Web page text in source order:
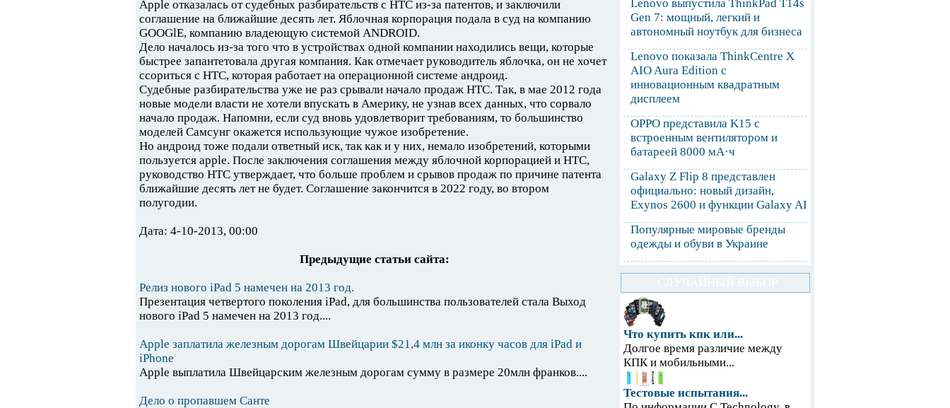
Apple отказалась от судебных разбирательств с НТС из-за патентов, и заключили
соглашение на ближайшие десять лет. Яблочная корпорация подала в суд на компанию
GOOGlE, компанию владеющую системой ANDROID.
Дело началось из-за того что в устройствах одной компании находились вещи, которые
быстрее запантетовала другая компания. Как отмечает руководитель яблочка, он не хочет
ссориться с НТС, которая работает на операционной системе андроид.
Судебные разбирательства уже не раз срывали начало продаж НТС. Так, в мае 2012 года
новые модели власти не хотели впускать в Америку, не узнав всех данных, что сорвало
начало продаж. Напомни, если суд вновь удовлетворит требованиям, то большинство
моделей Самсунг окажется использующие чужое изобретение.
Но андроид тоже подали ответный иск, так как и у них, немало изобретений, которыми
пользуется apple. После заключения соглашения между яблочной корпорацией и НТС,
руководство НТС утверждает, что больше проблем и срывов продаж по причине патента
ближайшие десять лет не будет. Соглашение закончится в 2022 году, во втором
полугодии.
Дата: 4-10-2013, 00:00
Предыдущие статьи сайта:
Релиз нового iPad 5 намечен на 2013 год.
Презентация четвертого поколения iPad, для большинства пользователей стала Выход
нового iPad 5 намечен на 2013 год....
Apple заплатила железным дорогам Швейцарии $21,4 млн за иконку часов для iPad и
iPhone
Apple выплатила Швейцарским железным дорогам сумму в размере 20млн франков....
Дело о пропавшем Санте
Lenovo выпустила ThinkPad T14s
Gen 7: мощный, легкий и
автономный ноутбук для бизнеса
Lenovo показала ThinkCentre X
AIO Aura Edition с
инновационным квадратным
дисплеем
OPPO представила K15 с
встроенным вентилятором и
батареей 8000 мА·ч
Galaxy Z Flip 8 представлен
официально: новый дизайн,
Exynos 2600 и функции Galaxy AI
Популярные мировые бренды
одежды и обуви в Украине
Что купить кпк или...
Долгое время различие между
КПК и мобильными...
Тестовые испытания...